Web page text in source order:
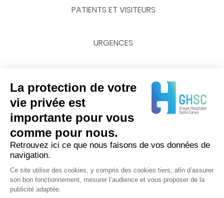
PATIENTS ET VISITEURS
URGENCES
03 20 62 70 00
La protection de votre
vie privée est
importante pour vous
comme pour nous.
Retrouvez ici ce que nous faisons de vos données de
navigation.
Ce site utilise des cookies, y compris des cookies tiers, afin d’assurer
son bon fonctionnement, mesurer l’audience et vous proposer de la
publicité adaptée.